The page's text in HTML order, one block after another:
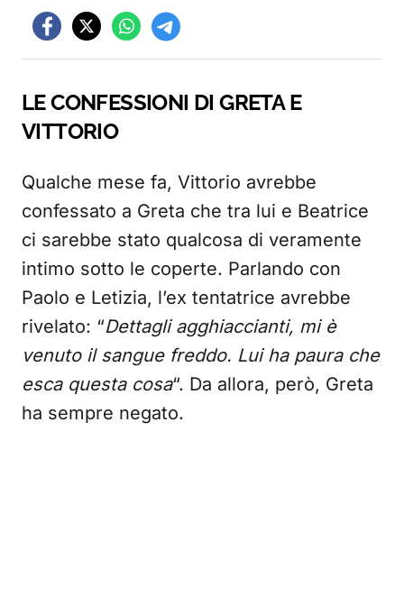
LE CONFESSIONI DI GRETA E
VITTORIO
Qualche mese fa, Vittorio avrebbe
confessato a Greta che tra lui e Beatrice
ci sarebbe stato qualcosa di veramente
intimo sotto le coperte. Parlando con
Paolo e Letizia, l’ex tentatrice avrebbe
rivelato: “Dettagli agghiaccianti, mi è
venuto il sangue freddo. Lui ha paura che
esca questa cosa“. Da allora, però, Greta
ha sempre negato.